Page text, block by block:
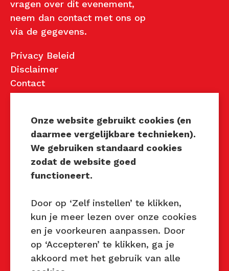
vragen over dit evenement,
neem dan contact met ons op
via de gegevens.
Privacy Beleid
Disclaimer
Contact
Contact
John van Mierlo
Telefoon: 06 137 345 47
E-mail: john@techniektastbaar.nl
Telefoon: 06 231 720 99
E-mail: petra@techniektastbaar.nl
Volg ons
Onze website gebruikt cookies (en
daarmee vergelijkbare technieken).
We gebruiken standaard cookies
zodat de website goed
functioneert.
Door op ‘Zelf instellen’ te klikken,
kun je meer lezen over onze cookies
en je voorkeuren aanpassen. Door
op ‘Accepteren’ te klikken, ga je
akkoord met het gebruik van alle